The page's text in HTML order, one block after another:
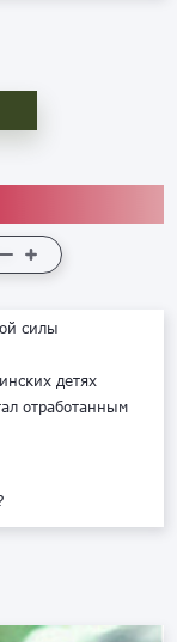
силы
детях
отработанным